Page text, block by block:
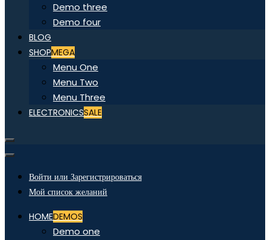
Demo three
Demo four
BLOG
SHOPMEGA
Menu One
Menu Two
Menu Three
ELECTRONICSSALE
Войти или Зарегистрироваться
Мой список желаний
HOMEDEMOS
Demo one